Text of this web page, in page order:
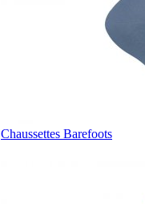
Chaussettes Barefoots